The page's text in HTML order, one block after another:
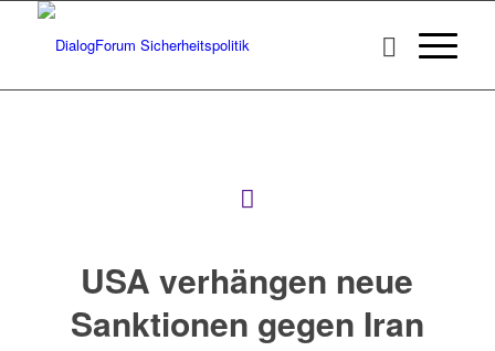
USA verhängen neue
Sanktionen gegen Iran